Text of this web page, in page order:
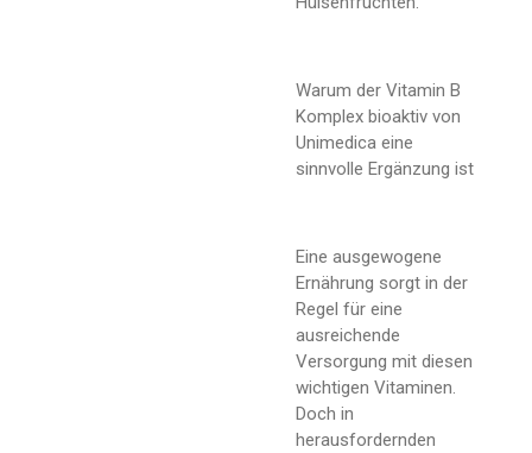
Warum der Vitamin B
Komplex bioaktiv von
Unimedica eine
sinnvolle Ergänzung ist
Eine ausgewogene
Ernährung sorgt in der
Regel für eine
ausreichende
Versorgung mit diesen
wichtigen Vitaminen.
Doch in
herausfordernden